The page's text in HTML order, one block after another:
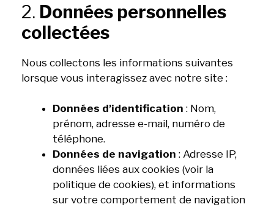
2. Données personnelles
collectées
Nous collectons les informations suivantes
lorsque vous interagissez avec notre site :
Données d’identification : Nom,
prénom, adresse e-mail, numéro de
téléphone.
Données de navigation : Adresse IP,
données liées aux cookies (voir la
politique de cookies), et informations
sur votre comportement de navigation